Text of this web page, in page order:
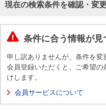
買いたいTOP
中古
マン
売りたいTOP
無
料
店舗案内TOP
店舗のご
案内（首
案
会社情報TOP
ごあいさ
つ
要
採用情報TOP
新卒採用
情報
採
店舗案内
会社情報
採用情報
現在の検索条件を確認・変
条件に合う情報が見
申し訳ありませんが、条件を変
会員登録いただくと、ご希望
けします。
会員サービスについて